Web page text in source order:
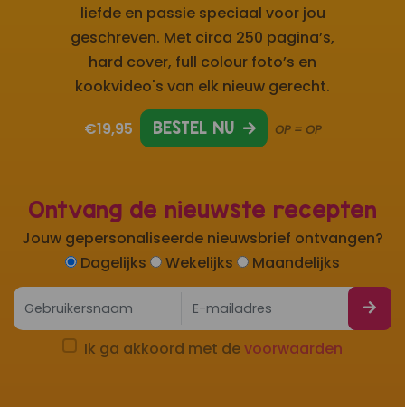
Ontvang de nieuwste recepten
Jouw gepersonaliseerde nieuwsbrief ontvangen?
Dagelijks
Wekelijks Maandelijks
Ik ga akkoord met devoorwaarden
liefde en passie speciaal voor jou
geschreven. Met circa 250 pagina’s,
hard cover, full colour foto’s en
kookvideo's van elk nieuw gerecht.
€19,95 BESTEL NU OP = OP